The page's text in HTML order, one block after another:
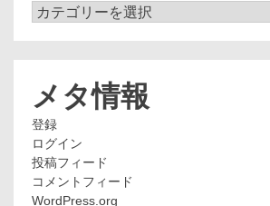
カ
メタ情報
登録
ログイン
投稿フィード
コメントフィード
WordPress.org